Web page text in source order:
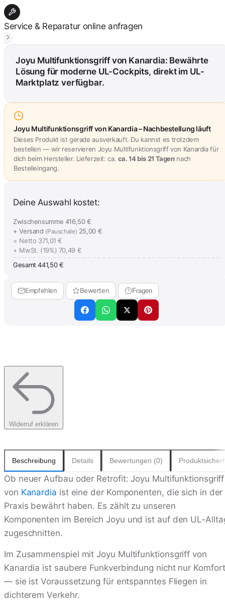
Service & Reparatur online anfragen
Joyu Multifunktionsgriff von Kanardia: Bewährte
Lösung für moderne UL-Cockpits, direkt im UL-
Marktplatz verfügbar.
Joyu Multifunktionsgriff von Kanardia – Nachbestellung läuft
Dieses Produkt ist gerade ausverkauft. Du kannst es trotzdem
bestellen — wir reservieren Joyu Multifunktionsgriff von Kanardia für
dich beim Hersteller. Lieferzeit: ca. ca. 14 bis 21 Tagennach
Bestelleingang.
Deine Auswahl kostet:
Zwischensumme 416,50 €
+ Versand (Pauschale) 25,00 €
= Netto 371,01 €
+ MwSt. (19%) 70,49 €
Gesamt 441,50 €
Empfehlen Bewerten Fragen
Widerruf erklären
Beschreibung Details Bewertungen (0)
Ob neuer Aufbau oder Retrofit: Joyu Multifunktionsgriff
von Kanardia ist eine der Komponenten, die sich in der
Praxis bewährt haben. Es zählt zu unseren
Komponenten im Bereich Joyu und ist auf den UL-
zugeschnitten.
Im Zusammenspiel mit Joyu Multifunktionsgriff von
Kanardia ist saubere Funkverbindung nicht nur Komfort
— sie ist Voraussetzung für entspanntes Fliegen in
dichterem Verkehr.